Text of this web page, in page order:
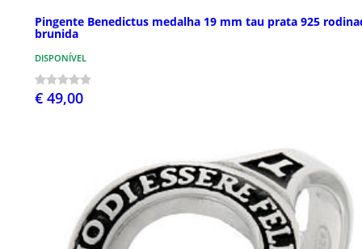
Pingente Benedictus medalha 19 mm tau prata 925
brunida
DISPONÍVEL
€ 49,00